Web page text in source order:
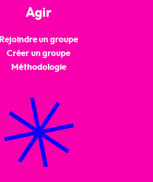
Agir
Rejoindre un groupe
Créer un groupe
Méthodologie